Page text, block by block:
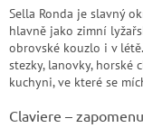
Sella Ronda je slavný
hlavně jako zimní
obrovské kouzlo i v
stezky, lanovky, horské
kuchyni, ve které se
Claviere –